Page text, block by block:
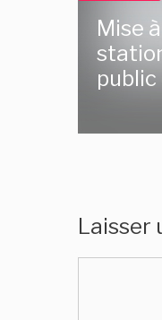
Mise
Laisser